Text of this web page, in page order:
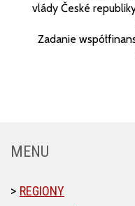
vlády České
Zadanie
MENU
REGIONY